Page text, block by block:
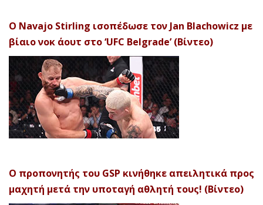
Ο Navajo Stirling ισοπέδωσε τον Jan Blachowicz με
βίαιο νοκ άουτ στο ‘UFC Belgrade’ (Βίντεο)
Ο προπονητής του GSP κινήθηκε απειλητικά προς
μαχητή μετά την υποταγή αθλητή τους! (Βίντεο)